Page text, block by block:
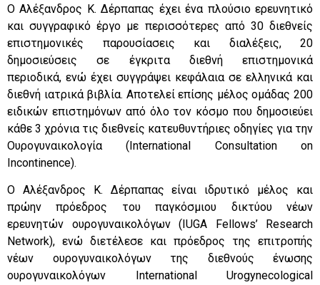
Ο Αλέξανδρος Κ. Δέρπαπας έχει ένα πλούσιο ερευνητικό
και συγγραφικό έργο με περισσότερες από 30 διεθνείς
επιστημονικές παρουσίασεις και διαλέξεις, 20
δημοσιεύσεις σε έγκριτα διεθνή επιστημονικά
περιοδικά, ενώ έχει συγγράψει κεφάλαια σε ελληνικά και
διεθνή ιατρικά βιβλία. Αποτελεί επίσης μέλος ομάδας 200
ειδικών επιστημόνων από όλο τον κόσμο που δημοσιεύει
κάθε 3 χρόνια τις διεθνείς κατευθυντήριες οδηγίες για την
Ουρογυναικολογία (International Consultation on
Incontinence).
Ο Αλέξανδρος Κ. Δέρπαπας είναι ιδρυτικό μέλος και
πρώην πρόεδρος του παγκόσμιου δικτύου νέων
ερευνητών ουρογυναικολόγων (IUGA Fellows’ Research
Network), ενώ διετέλεσε και πρόεδρος της επιτροπής
νέων ουρογυναικολόγων της διεθνούς ένωσης
ουρογυναικολόγων International Urogynecological